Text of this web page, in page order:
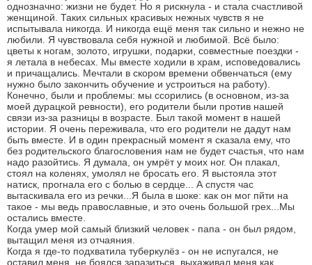
однозначно: жизни не будет. Но я рискнула - и стала счастливой
женщиной. Таких сильных красивых нежных чувств я не
испытывала никогда. И никогда ещё меня так сильно и нежно не
любили. Я чувствовала себя нужной и любимой. Всё было:
цветы к ногам, золото, игрушки, подарки, совместные поездки -
я летала в небесах. Мы вместе ходили в храм, исповедовались
и причащались. Мечтали в скором времени обвенчаться (ему
нужно было закончить обучение и устроиться на работу).
Конечно, были и проблемы: мы ссорились (в основном, из-за
моей дурацкой ревности), его родители были против нашей
связи из-за разницы в возрасте. Был такой момент в нашей
истории. Я очень переживала, что его родители не дадут нам
быть вместе. И в один прекрасный момент я сказала ему, что
без родительского благословения нам не будет счастья, что нам
надо разойтись. Я думала, он умрёт у моих ног. Он плакал,
стоял на коленях, умолял не бросать его. Я выстояла этот
натиск, прогнала его с болью в сердце... А спустя час
вытаскивала его из речки...Я была в шоке: как он мог пйти на
такое - мы ведь православные, и это очень большой грех...Мы
остались вместе.
Когда умер мой самый близкий человек - папа - он был рядом,
вытащил меня из отчаяния.
Когда я где-то подхватила туберкулёз - он не испугался, не
оставил меня, не боялся заразиться, выхаживал меня как